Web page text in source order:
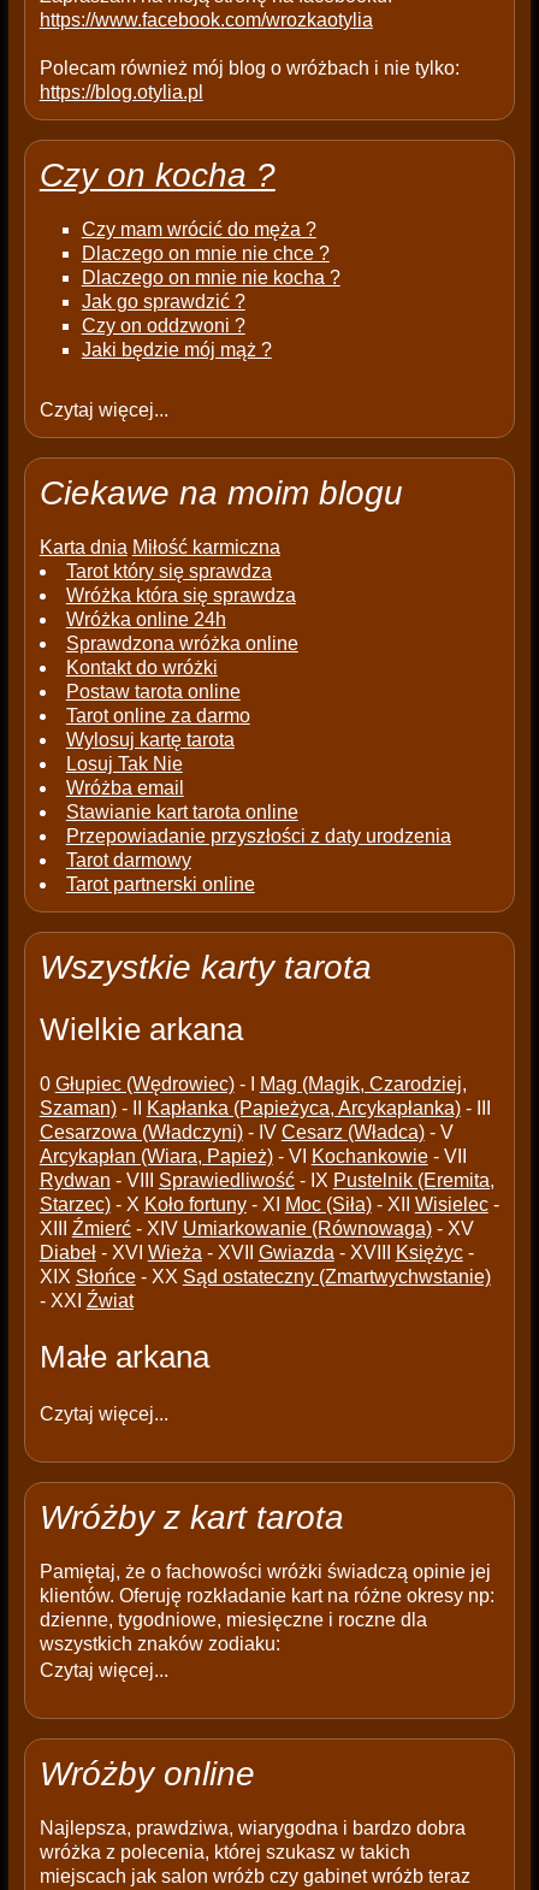
https://www.facebook.com/wrozkaotylia
Polecam również mój blog o wróżbach i nie tylko:
https://blog.otylia.pl
Czy on kocha ?
Czy mam wrócić do męża ?
Dlaczego on mnie nie chce ?
Dlaczego on mnie nie kocha ?
Jak go sprawdzić ?
Czy on oddzwoni ?
Jaki będzie mój mąż ?
Czytaj więcej...
Ciekawe na moim blogu
Karta dnia Miłość karmiczna
Tarot który się sprawdza
Wróżka która się sprawdza
Wróżka online 24h
Sprawdzona wróżka online
Kontakt do wróżki
Postaw tarota online
Tarot online za darmo
Wylosuj kartę tarota
Losuj Tak Nie
Wróżba email
Stawianie kart tarota online
Przepowiadanie przyszłości z daty urodzenia
Tarot darmowy
Tarot partnerski online
Wszystkie karty tarota
Wielkie arkana
0 Głupiec (Wędrowiec)- I
Mag (Magik, Czarodziej,
Szaman)- II Kapłanka (Papieżyca, Arcykapłanka)- III
Cesarzowa (Władczyni)- IV Cesarz (Władca)- V
Arcykapłan (Wiara, Papież)- VI Kochankowie- VII
Rydwan - VIII Sprawiedliwość- IX Pustelnik (Eremita,
Starzec)- X Koło fortuny- XI Moc (Siła)- XII Wisielec-
XIII Źmierć- XIV Umiarkowanie (Równowaga)- XV
Diabeł- XVI Wieża - XVII Gwiazda - XVIII Księżyc-
XIX Słońce- XX Sąd ostateczny (Zmartwychwstanie)
- XXI Źwiat
Małe arkana
Czytaj więcej...
Wróżby z kart tarota
Pamiętaj, że o fachowości wróżki świadczą opinie jej
klientów. Oferuję rozkładanie kart na różne okresy np:
dzienne, tygodniowe, miesięczne i roczne dla
wszystkich znaków zodiaku:
Czytaj więcej...
Wróżby online
Najlepsza, prawdziwa, wiarygodna i bardzo dobra
wróżka z polecenia, której szukasz w takich
miejscach jak salon wróżb czy gabinet wróżb teraz